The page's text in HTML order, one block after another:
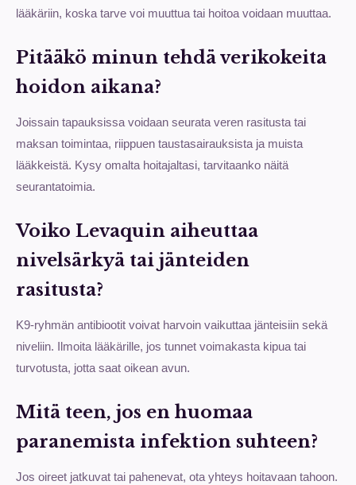
lääkäriin, koska tarve voi muuttua tai hoitoa voidaan muuttaa.
Pitääkö minun tehdä verikokeita
hoidon aikana?
Joissain tapauksissa voidaan seurata veren rasitusta tai
maksan toimintaa, riippuen taustasairauksista ja muista
lääkkeistä. Kysy omalta hoitajaltasi, tarvitaanko näitä
seurantatoimia.
Voiko Levaquin aiheuttaa
nivelsärkyä tai jänteiden
rasitusta?
K9-ryhmän antibiootit voivat harvoin vaikuttaa jänteisiin sekä
niveliin. Ilmoita lääkärille, jos tunnet voimakasta kipua tai
turvotusta, jotta saat oikean avun.
Mitä teen, jos en huomaa
paranemista infektion suhteen?
Jos oireet jatkuvat tai pahenevat, ota yhteys hoitavaan tahoon.